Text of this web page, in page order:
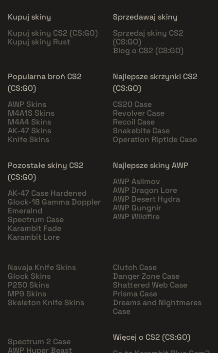
Kupuj skiny
Kupuj skiny CS2 (CS:GO)
Kupuj skiny Rust
Sprzedawaj skiny
Sprzedaj skiny CS2
(CS:GO)
Blog o CS2 (CS:GO)
Popularna broń CS2
(CS:GO)
AWP Skins
M4A1S Skins
M4A4 Skins
AK-47 Skins
Knife Skins
Najlepsze skrzynki CS2
(CS:GO)
CS20 Case
Revolver Case
Recoil Case
Snakebite Case
Operation Riptide Case
Pozostałe skiny CS2
(CS:GO)
AK-47 Case Hardened
Glock-18 Gamma Doppler
Emeralnd
Spectrum Case
Karambit Fade
Karambit Lore
Najlepsze skiny AWP
AWP Asiimov
AWP Dragon Lore
AWP Desert Hydra
AWP Gungnir
AWP Wildfire
Navaja Knife Skins
Glock Skins
P250 Skins
MP9 Skins
Skeleton Knife Skins
Clutch Case
Danger Zone Case
Shattered Web Case
Prisma Case
Dreams and Nightmares
Case
Spectrum 2 Case
AWP Hyper Beast
Więcej o CS2 (CS:GO)